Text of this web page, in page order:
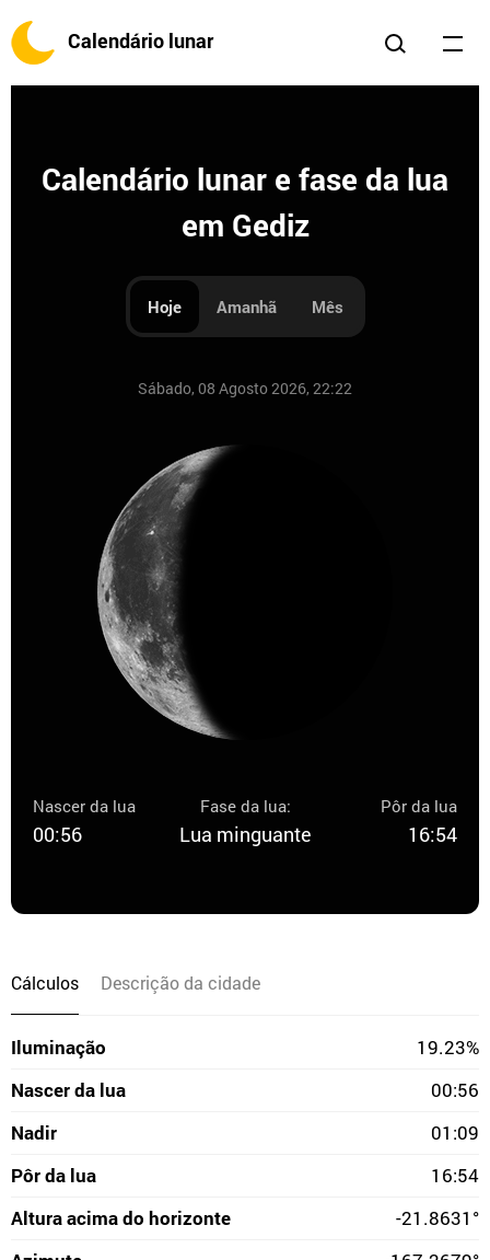
Calendário lunar
Calendário lunar e fase da lua
em Gediz
Hoje Amanhã Mês
Sábado, 08 Agosto 2026, 22:22
Nascer da lua
00:56
Fase da lua:
Lua minguante
Pôr da lua
16:54
Cálculos Descrição da cidade
Iluminação
19.23%
Nascer da lua
00:56
Nadir
01:09
Pôr da lua
16:54
Altura acima do horizonte
-21.8631°